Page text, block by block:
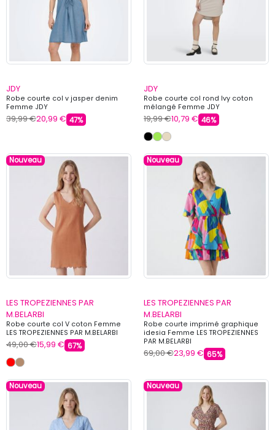
JDY
Robe courte col v jasper denim
Femme JDY
39,99 €20,99 € 47%
JDY
Robe courte col rond Ivy coton
mélangé Femme JDY
19,99 €10,79 € 46%
Nouveau
LES TROPEZIENNES PAR
M.BELARBI
Robe courte col V coton Femme
LES TROPEZIENNES PAR M.BELARBI
49,00 €15,99 € 67%
Nouveau
LES TROPEZIENNES PAR
M.BELARBI
Robe courte imprimé graphique
idesia Femme LES TROPEZIENNES
PAR M.BELARBI
69,00 €23,99 € 65%
Nouveau Nouveau